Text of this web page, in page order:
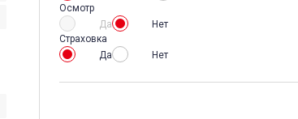
Осмотр
Да
Нет
Страховка
Да
Нет